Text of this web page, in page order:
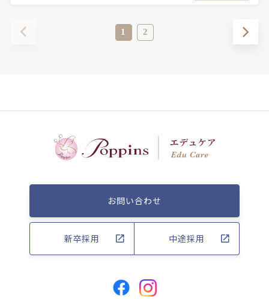
1 2
お問い合わせ
新卒採用 中途採用